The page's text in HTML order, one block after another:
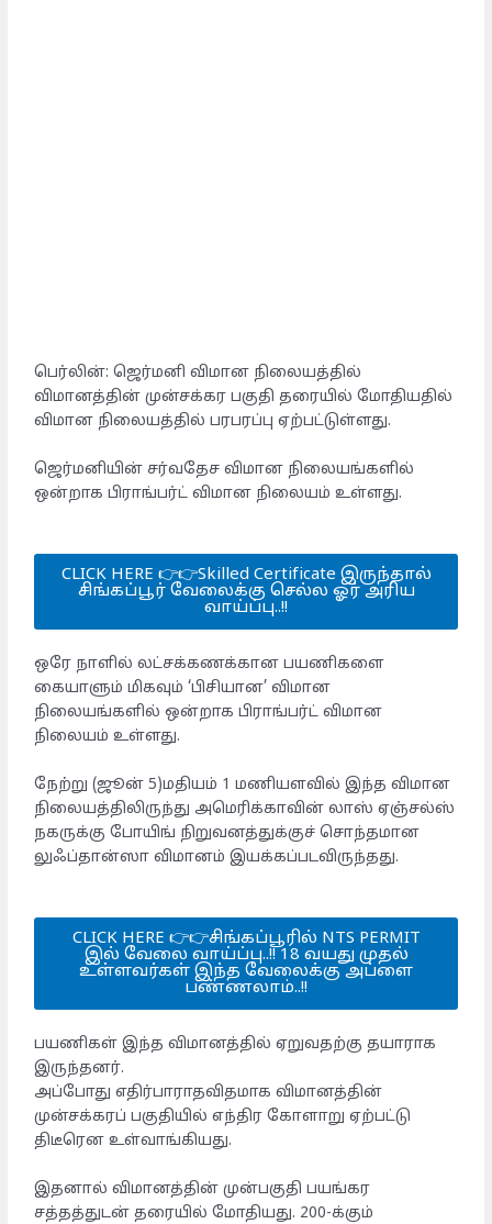
பெர்லின்: ஜெர்மனி விமான நிலையத்தில்
விமானத்தின் முன்சக்கர பகுதி தரையில் மோதியதில்
விமான நிலையத்தில் பரபரப்பு ஏற்பட்டுள்ளது.
​ஜெர்மனியின் சர்வதேச விமான நிலையங்களில்
ஒன்றாக பிராங்பர்ட் விமான நிலையம் உள்ளது.
CLICK HERE 👉👉Skilled Certificate இருந்தால்
சிங்கப்பூர் வேலைக்கு செல்ல ஓர் அரிய
வாய்ப்பு..!!
ஒரே நாளில் லட்சக்கணக்கான பயணிகளை
கையாளும் மிகவும் ‘பிசியான’ விமான
நிலையங்களில் ஒன்றாக பிராங்பர்ட் விமான
நிலையம் உள்ளது.
நேற்று (ஜூன் 5)மதியம் 1 மணியளவில் இந்த விமான
நிலையத்திலிருந்து அமெரிக்காவின் லாஸ் ஏஞ்சல்ஸ்
நகருக்கு போயிங் நிறுவனத்துக்குச் சொந்தமான
லுஃப்தான்ஸா விமானம் இயக்கப்படவிருந்தது.
CLICK HERE 👉👉சிங்கப்பூரில் NTS PERMIT
இல் வேலை வாய்ப்பு..!! 18 வயது முதல்
உள்ளவர்கள் இந்த வேலைக்கு அப்ளை
பண்ணலாம்..!!
பயணிகள் இந்த விமானத்தில் ஏறுவதற்கு தயாராக
இருந்தனர்.
​அப்போது எதிர்பாராதவிதமாக விமானத்தின்
முன்சக்கரப் பகுதியில் எந்திர கோளாறு ஏற்பட்டு
திடீரென உள்வாங்கியது.
இதனால் விமானத்தின் முன்பகுதி பயங்கர
சத்தத்துடன் தரையில் மோதியது. 200-க்கும்